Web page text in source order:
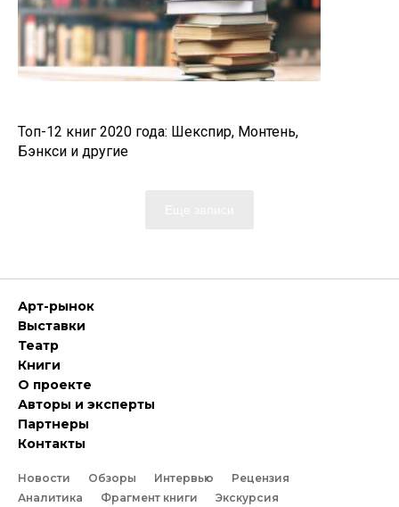
Топ-12 книг 2020 года: Шекспир, Монтень,
Бэнкси и другие
Арт-рынок
Выставки
Театр
Книги
О проекте
Авторы и эксперты
Партнеры
Контакты
Новости Обзоры Интервью
Рецензия
Аналитика
Фрагмент книги Экскурсия